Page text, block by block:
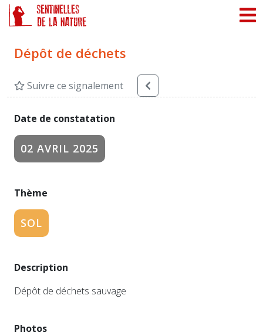
Dépôt de déchets
Suivre ce signalement
Date de constatation
02 AVRIL 2025
Thème
SOL
Description
Dépôt de déchets sauvage
Photos
Panneau de gestion des cookies